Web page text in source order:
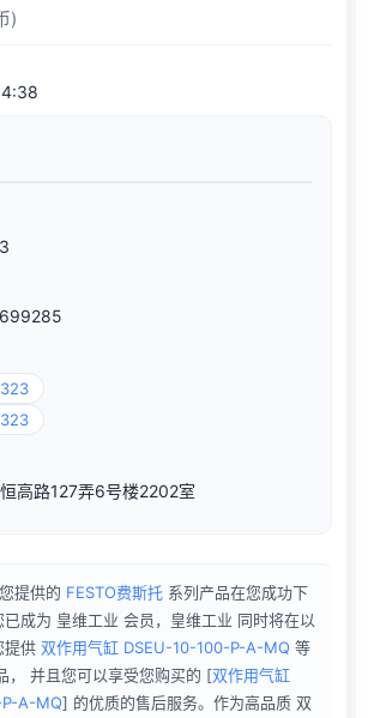
)
恒高路127弄6号楼2202室
提供的 FESTO费斯托 系列产品在您成功下
成为 皇维工业 会员，皇维工业 同时将在以
提供 双作用气缸 DSEU-10-100-P-A-MQ 等
， 并且您可以享受您购买的 [双作用气缸
A-MQ] 的优质的售后服务。作为高品质 双